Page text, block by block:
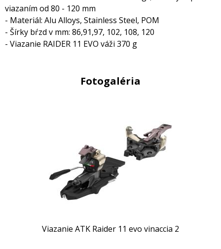
viazaním od 80 - 120 mm
- Materiál: Alu Alloys, Stainless Steel, POM
- Šírky bŕzd v mm: 86,91,97, 102, 108, 120
- Viazanie RAIDER 11 EVO váži 370 g
Fotogaléria
Viazanie ATK Raider 11 evo vinaccia 2